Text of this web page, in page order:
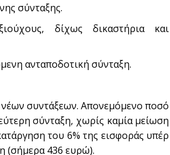
σύνταξης.
δίχως δικαστήρια και
ανταποδοτική σύνταξη.
νέων συντάξεων. Απονεμόμενο ποσό
σύνταξη, χωρίς καμία μείωση
του 6% της εισφοράς υπέρ
(σήμερα 436 ευρώ).